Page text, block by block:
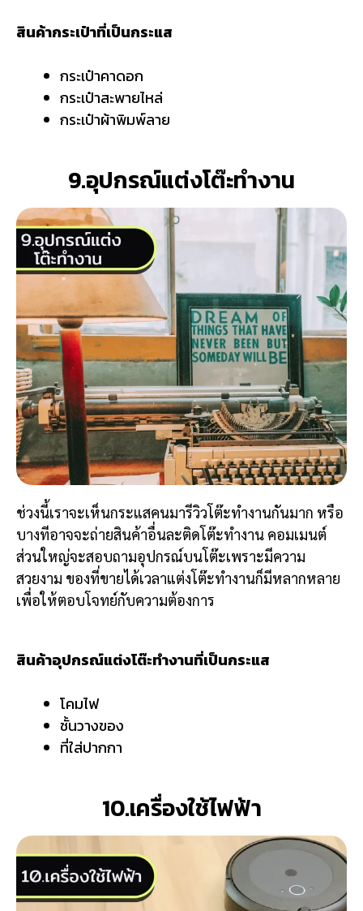
สินค้ากระเป๋าที่เป็นกระแส
กระเป๋าคาดอก
กระเป๋าสะพายไหล่
กระเป๋าผ้าพิมพ์ลาย
9.อุปกรณ์แต่งโต๊ะทำงาน
ช่วงนี้เราจะเห็นกระแสคนมารีวิวโต๊ะทำงานกันมาก หรือ
บางทีอาจจะถ่ายสินค้าอื่นละติดโต๊ะทำงาน คอมเมนต์
ส่วนใหญ่จะสอบถามอุปกรณ์บนโต๊ะเพราะมีความ
สวยงาม ของที่ขายได้เวลาแต่งโต๊ะทำงานก็มีหลากหลาย
เพื่อให้ตอบโจทย์กับความต้องการ
สินค้าอุปกรณ์แต่งโต๊ะทำงานที่เป็นกระแส
โคมไฟ
ชั้นวางของ
ที่ใส่ปากกา
10.เครื่องใช้ไฟฟ้า